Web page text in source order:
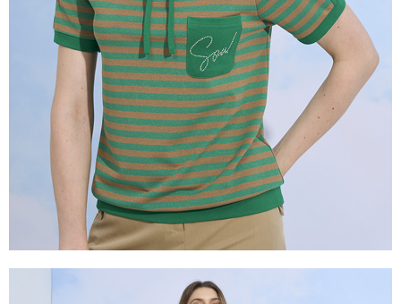
【注意事項】
１．透過由恩沛科技股份有限公司提供之「AFTEE先享後付」服務完成之交
易，需依本服務之必要範圍內提供個人資料，並將交易相關給付款項請求債
權轉讓予恩沛科技股份有限公司。
２．關於個人資料處理事宜，請瀏覽以下網址：
https://aftee.tw/terms/#terms3
３．未成年的使用者請事先徵得法定代理人或監護人之同意方可使用
「AFTEE先享後付」，若未經同意申辦者引起之損失，本公司不負相關責
４．使用「AFTEE先享後付」時，將依據個別帳號之用戶狀況，依本公司即
時審查核予不同之上限額度；若仍有額度不足之情形，本公司將視審查結果
請求用戶進行身份認證。
５．嚴禁一人註冊多個帳號或使用他人資訊註冊。若發現惡意使用之情形，
恩沛科技股份有限公司將有權停止該用戶之使用額度並採取法律行動。